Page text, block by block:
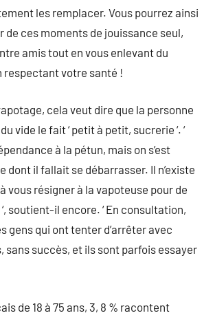
les remplacer. Vous pourrez ainsi
de ces moments de jouissance seul,
amis tout en vous enlevant du
respectant votre santé !
cela veut dire que la personne
vide le fait ‘ petit à petit, sucrerie ‘. ‘
à la pétun, mais on s’est
dont il fallait se débarrasser. Il n’existe
vous résigner à la vapoteuse pour de
soutient-il encore. ‘ En consultation,
gens qui ont tenter d’arrêter avec
sans succès, et ils sont parfois essayer
de 18 à 75 ans, 3, 8 % racontent